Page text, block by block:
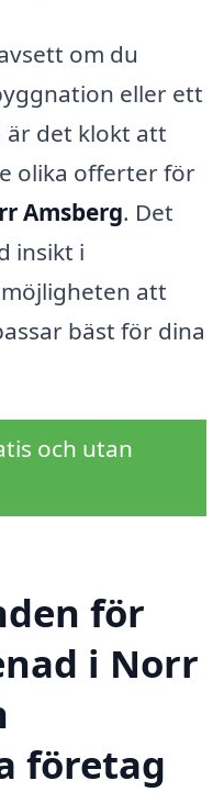
om du
eller ett
är det klokt att
olika offerter för
Amsberg. Det
insikt i
att
bäst för dina
och utan
för
i Norr
företag